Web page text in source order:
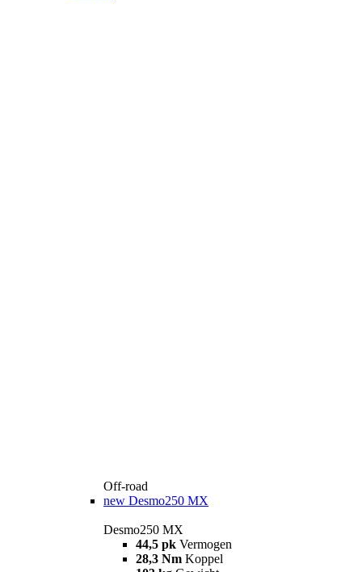
Off-road
new Desmo250 MX
Desmo250 MX
44,5 pk Vermogen
28,3 Nm Koppel